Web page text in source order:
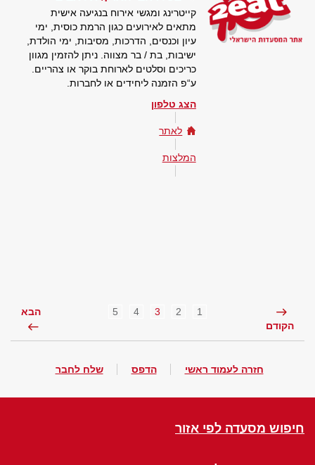
קייטרינג ומגשי אירוח בנגיעה אישית
מתאים לאירועים כגון הרמת כוסית, ימי
עיון וכנסים, הדרכות, מסיבות, ימי הולדת,
ישיבות, בת / בר מצווה. ניתן להזמין מגוון
כריכים וסלטים לארוחת בוקר או צהריים.
ע“פ הזמנה ליחידים או לחברות.
הצג טלפון
לאתר
המלצות
הקודם
1
2
3
4
5 הבא
חזרה לעמוד ראשי הדפס שלח לחבר
חיפוש מסעדה לפי אזור